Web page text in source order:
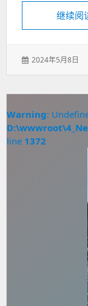
继续阅
发
2024年5月8日
Warning:
line 1372